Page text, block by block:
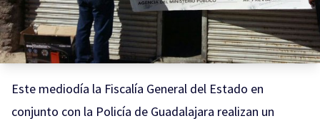
Este mediodía la Fiscalía General del Estado en
conjunto con la Policía de Guadalajara realizan un